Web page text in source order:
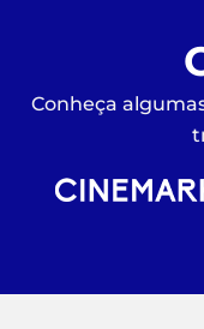
Conheça